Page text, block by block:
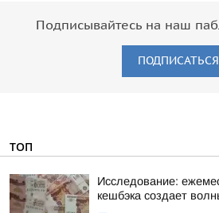
Подписывайтесь на наш
ПОДПИСАТЬСЯ
ТОП
Исследование:
кешбэка создает